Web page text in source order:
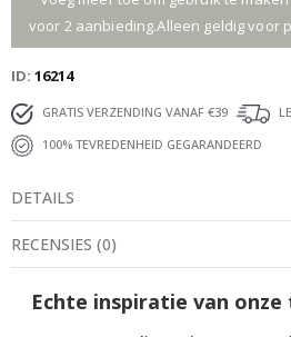
voor 2 aanbieding.Alleen geldig voor
ID 16214
GRATIS VERZENDING VANAF €39
100% TEVREDENHEID GEGARANDEERD
DETAILS
RECENSIES (0)
Echte inspiratie van